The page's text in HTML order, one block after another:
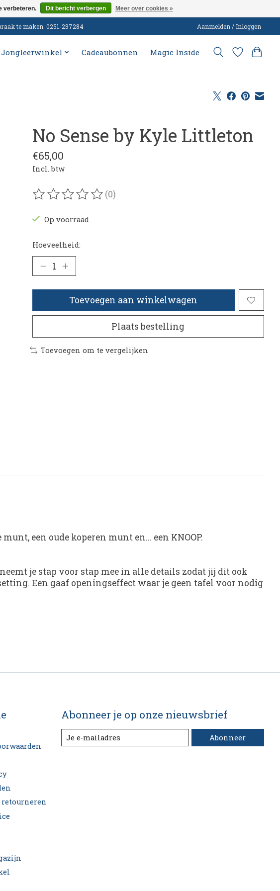
te maken. 0251-237284 Aanmelden / Inloggen
Jongleerwinkel Cadeaubonnen Magic Inside
No Sense by Kyle Littleton
€65,00
Incl. btw
De beoordeling van dit product is
(0)
Op voorraad
Hoeveelheid:
Toevoegen aan winkelwagen
Plaats bestelling
Toevoegen om te vergelijken
een oude koperen munt en... een KNOOP.
je stap voor stap mee in alle details zodat jij dit ook
Een gaaf openingseffect waar je geen tafel voor nodig
retourneren
Abonneer je op onze nieuwsbrief
Abonneer
verbeteren. Dit bericht verbergen Meer over cookies »